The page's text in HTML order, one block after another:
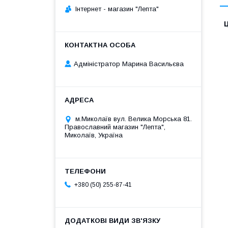
Iнтернет - магазин "Лепта"
Адміністратор Марина Васильєва
м.Миколаїв вул. Велика Морська 81.
Православний магазин "Лепта",
Миколаїв, Україна
+380 (50) 255-87-41